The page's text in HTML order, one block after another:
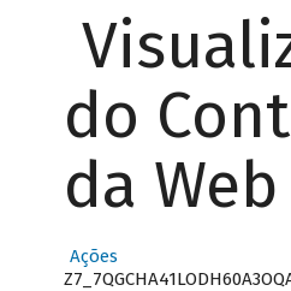
do
da Web
Ações